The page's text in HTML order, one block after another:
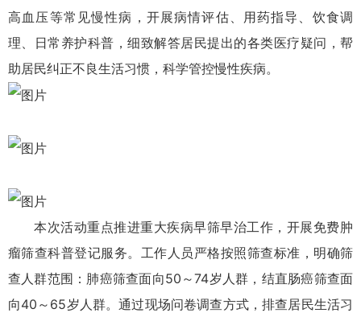
高血压等常见慢性病，开展病情评估、用药指导、饮食调
理、日常养护科普，细致解答居民提出的各类医疗疑问，帮
助居民纠正不良生活习惯，科学管控慢性疾病。
本次活动重点推进重大疾病早筛早治工作，开展免费肿
瘤筛查科普登记服务。工作人员严格按照筛查标准，明确筛
查人群范围：肺癌筛查面向50～74岁人群，结直肠癌筛查面
向40～65岁人群。通过现场问卷调查方式，排查居民生活习